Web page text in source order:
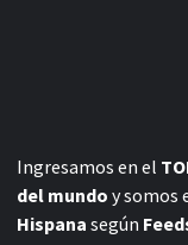
Ingresamos en el
del mundo y somos
Hispana según